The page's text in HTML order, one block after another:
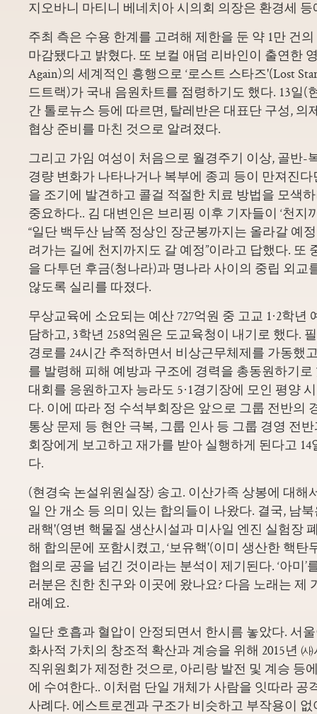
지오바니 마티니 베네치아 시의회 의장은 환경세
주최 측은 수용 한계를 고려해 제한을 둔 약 1만 건
마감됐다고 밝혔다. 또 보컬 애덤 리바인이 출연한
Again)의 세계적인 흥행으로 ‘로스트 스타즈'(Lost
드트랙)가 국내 음원차트를 점령하기도 했다. 13일(
간 톨로뉴스 등에 따르면, 탈레반은 대표단 구성, 의
협상 준비를 마친 것으로 알려졌다.
그리고 가임 여성이 처음으로 월경주기 이상, 골반-
경량 변화가 나타나거나 복부에 종괴 등이 만져진
을 조기에 발견하고 콜걸 적절한 치료 방법을 모색
중요하다.. 김 대변인은 브리핑 이후 기자들이 ‘천지
“일단 백두산 남쪽 정상인 장군봉까지는 올라갈 예
려가는 길에 천지까지도 갈 예정”이라고 답했다. 또
을 다투던 후금(청나라)과 명나라 사이의 중립 외교
않도록 실리를 따졌다.
무상교육에 소요되는 예산 727억원 중 고교 1·2학년
담하고, 3학년 258억원은 도교육청이 내기로 했다.
경로를 24시간 추적하면서 비상근무체제를 가동했
를 발령해 피해 예방과 구조에 경력을 총동원하기
대회를 응원하고자 능라도 5·1경기장에 모인 평양
다. 이에 따라 정 수석부회장은 앞으로 그룹 전반의
통상 문제 등 현안 극복, 그룹 인사 등 그룹 경영 전
회장에게 보고하고 재가를 받아 실행하게 된다고
다.
(현경숙 논설위원실장) 송고. 이산가족 상봉에 대해
일 안 개소 등 의미 있는 합의들이 나왔다. 결국, 남
래핵'(영변 핵물질 생산시설과 미사일 엔진 실험장
해 합의문에 포함시켰고, ‘보유핵'(이미 생산한 핵탄
협의로 공을 넘긴 것이라는 분석이 제기된다. ‘아미’
러분은 친한 친구와 이곳에 왔나요? 다음 노래는 제
래예요.
일단 호흡과 혈압이 안정되면서 한시름 놓았다. 서
화사적 가치의 창조적 확산과 계승을 위해 2015년
직위원회가 제정한 것으로, 아리랑 발전 및 계승 등
에 수여한다.. 이처럼 단일 개체가 사람을 잇따라 공
사례다. 에스트로겐과 구조가 비슷하고 부작용이